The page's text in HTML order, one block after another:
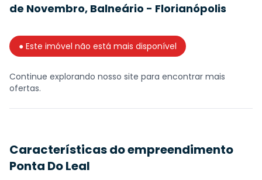
de Novembro, Balneário - Florianópolis
● Este imóvel não está mais disponível
Continue explorando nosso site para encontrar mais
ofertas.
Características do empreendimento
Ponta Do Leal